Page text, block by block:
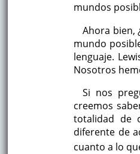
mundos
Ahora bien,
mundo
lenguaje.
Nosotros
Si nos
creemos
totalidad de
diferente de
cuanto a lo